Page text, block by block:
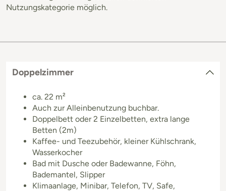
Nutzungskategorie möglich.
Doppelzimmer
ca. 22 m²
Auch zur Alleinbenutzung buchbar.
Doppelbett oder 2 Einzelbetten, extra lange
Betten (2m)
Kaffee- und Teezubehör, kleiner Kühlschrank,
Wasserkocher
Bad mit Dusche oder Badewanne, Föhn,
Bademantel, Slipper
Klimaanlage, Minibar, Telefon, TV, Safe,